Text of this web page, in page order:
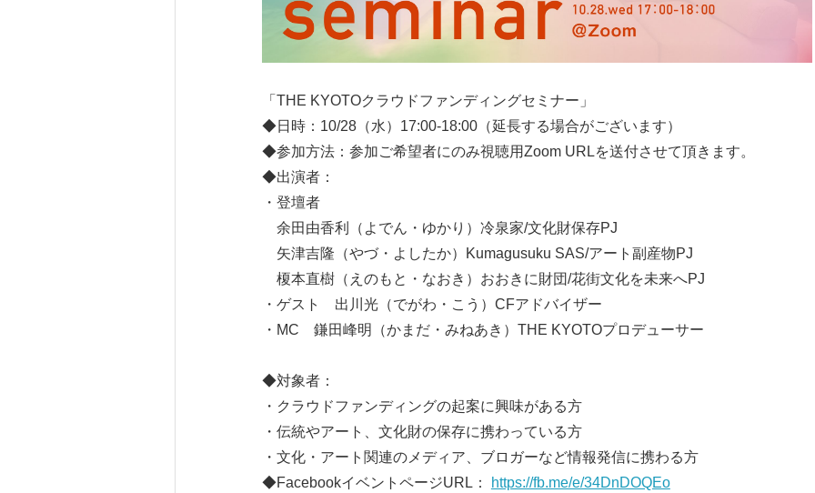
「THE KYOTOクラウドファンディングセミナー」
◆日時：10/28（水）17:00-18:00（延長する場合がございます）
◆参加方法：参加ご希望者にのみ視聴用Zoom URLを送付させて頂きます。
◆出演者：
・登壇者
余田由香利（よでん・ゆかり）冷泉家/文化財保存PJ
矢津吉隆（やづ・よしたか）Kumagusuku SAS/アート副産物PJ
榎本直樹（えのもと・なおき）おおきに財団/花街文化を未来へPJ
・ゲスト 出川光（でがわ・こう）CFアドバイザー
・MC 鎌田峰明（かまだ・みねあき）THE KYOTOプロデューサー
◆対象者：
・クラウドファンディングの起案に興味がある方
・伝統やアート、文化財の保存に携わっている方
・文化・アート関連のメディア、ブロガーなど情報発信に携わる方
◆FacebookイベントページURL：
https://fb.me/e/34DnDOQEo